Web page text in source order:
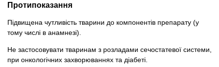
Протипоказання
Підвищена чутливість тварини до компонентів препарату (у
тому числі в анамнезі).
Не застосовувати тваринам з розладами сечостатевої системи,
при онкологічних захворюваннях та діабеті.